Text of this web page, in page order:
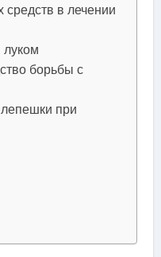
в лечении
борьбы с
при